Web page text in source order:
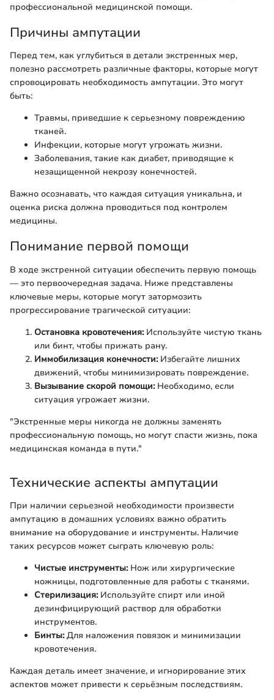
профессиональной медицинской помощи.
Причины ампутации
Перед тем, как углубиться в детали экстренных мер,
полезно рассмотреть различные факторы, которые могут
спровоцировать необходимость ампутации. Это могут
быть:
Травмы, приведшие к серьезному повреждению
тканей.
Инфекции, которые могут угрожать жизни.
Заболевания, такие как диабет, приводящие к
незащищенной некрозу конечностей.
Важно осознавать, что каждая ситуация уникальна, и
оценка риска должна проводиться под контролем
медицины.
Понимание первой помощи
В ходе экстренной ситуации обеспечить первую помощь
— это первоочередная задача. Ниже представлены
ключевые меры, которые могут затормозить
прогрессирование трагической ситуации:
Остановка кровотечения:Используйте чистую ткань
или бинт, чтобы прижать рану.
Иммобилизация конечности:Избегайте лишних
движений, чтобы минимизировать повреждение.
Вызывание скорой помощи:Необходимо, если
ситуация угрожает жизни.
"Экстренные меры никогда не должны заменять
профессиональную помощь, но могут спасти жизнь, пока
медицинская команда в пути."
Технические аспекты ампутации
При наличии серьезной необходимости произвести
ампутацию в домашних условиях важно обратить
внимание на оборудование и инструменты. Наличие
таких ресурсов может сыграть ключевую роль:
Чистые инструменты:Нож или хирургические
ножницы, подготовленные для работы с тканями.
Стерилизация:Используйте спирт или иной
дезинфицирующий раствор для обработки
инструментов.
Бинты:Для наложения повязок и минимизации
кровотечения.
Каждая деталь имеет значение, и игнорирование этих
аспектов может привести к серьёзным последствиям.